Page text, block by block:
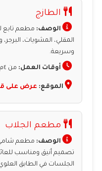
الطازج
الوصف: مطعم تابع
المقلي، المشويات،
وسريعة.
أوقات العمل: من ٤م إلى ٤ص.
الموقع: عرض على
مطعم الجلاب
الوصف: مطعم شامي
تصميم أنيق ومناسب
الجلسات في الطابق